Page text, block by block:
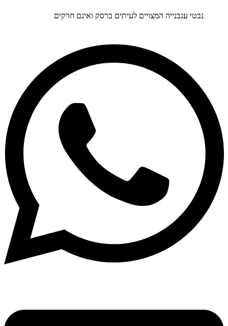
נבטי עגבנייה המצויים לעיתים ברסק ואינם חרקים